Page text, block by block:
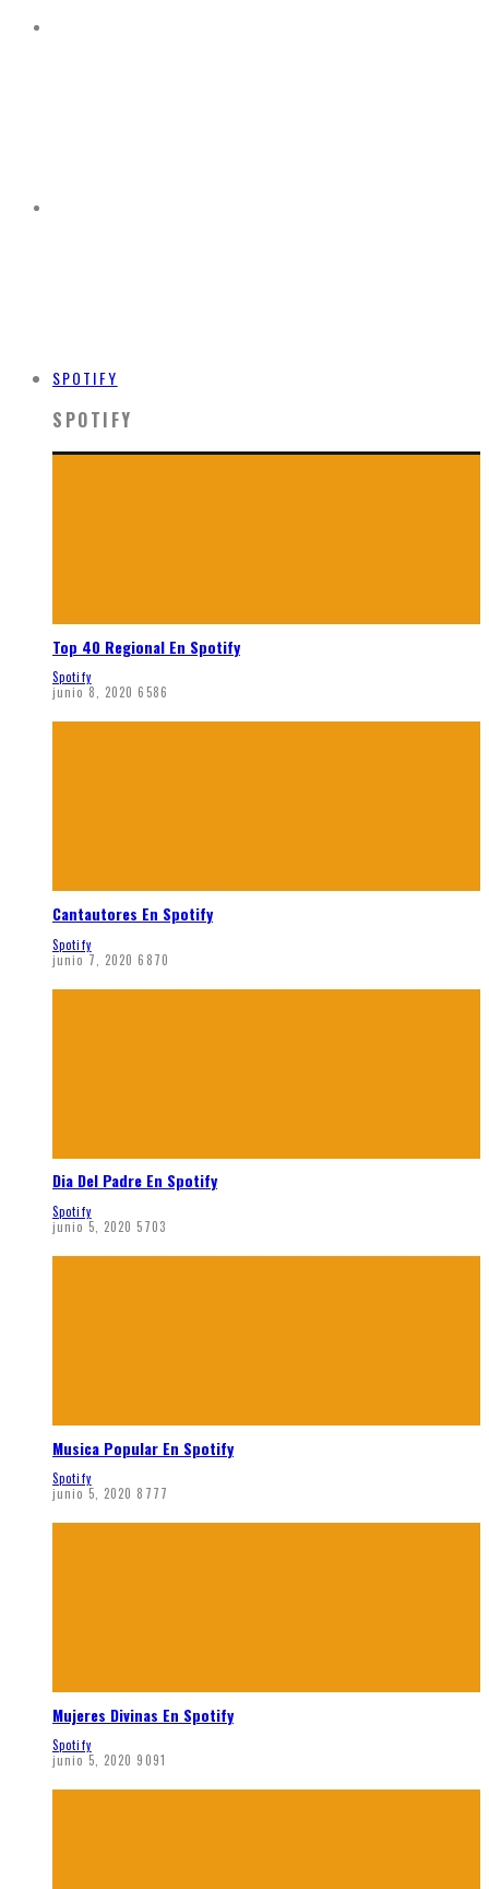
SPOTIFY
SPOTIFY
Top 40 Regional En Spotify
Spotify
junio 8, 2020 6586
Cantautores En Spotify
Spotify
junio 7, 2020 6870
Dia Del Padre En Spotify
Spotify
junio 5, 2020 5703
Musica Popular En Spotify
Spotify
junio 5, 2020 8777
Mujeres Divinas En Spotify
Spotify
junio 5, 2020 9091